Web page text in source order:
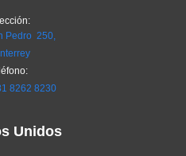
Pedro 250,
8262 8230
Unidos